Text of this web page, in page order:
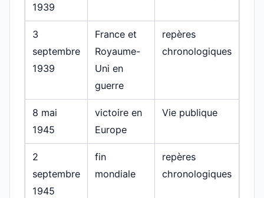
1939
3
septembre
1939
France et
Royaume-
Uni en
guerre
repères
chronologiques
8 mai
1945
victoire en
Europe
Vie publique
2
septembre
1945
fin
mondiale
repères
chronologiques